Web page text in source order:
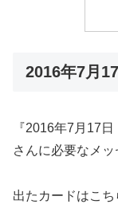
2016年7月
『2016年7月17
さんに必要なメッ
出たカードはこち